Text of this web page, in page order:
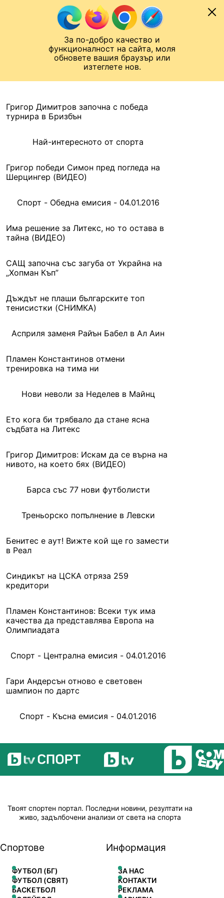
За по-добро качество и
функционалност на сайта, моля
обновете вашия браузър или
изтеглете нов.
Към съдържанието
Лига на Конференциите
Григор Димитров започна с победа
турнира в Бризбън
Най-интересното от спорта
Григор победи Симон пред погледа на
Шерцингер (ВИДЕО)
Спорт - Обедна емисия - 04.01.2016
Има решение за Литекс, но то остава в
тайна (ВИДЕО)
САЩ започна със загуба от Украйна на
„Хопман Къп”
Дъждът не плаши българските топ
тенисистки (СНИМКА)
Асприля заменя Райън Бабел в Ал Аин
Пламен Константинов отмени
тренировка на тима ни
Нови неволи за Неделев в Майнц
Ето кога би трябвало да стане ясна
съдбата на Литекс
Григор Димитров: Искам да се върна на
нивото, на което бях (ВИДЕО)
Барса със 77 нови футболисти
Треньорско попълнение в Левски
Бенитес е аут! Вижте кой ще го замести
в Реал
Синдикът на ЦСКА отряза 259
кредитори
Пламен Константинов: Всеки тук има
качества да представлява Европа на
Олимпиадата
Спорт - Централна емисия - 04.01.2016
Гари Андерсън отново е световен
шампион по дартс
Спорт - Късна емисия - 04.01.2016
Твоят спортен портал. Последни новини, резултати на
живо, задълбочени анализи от света на спорта
Спортове
ФУТБОЛ (БГ)
ФУТБОЛ (СВЯТ)
БАСКЕТБОЛ
Информация
ЗА НАС
КОНТАКТИ
РЕКЛАМА